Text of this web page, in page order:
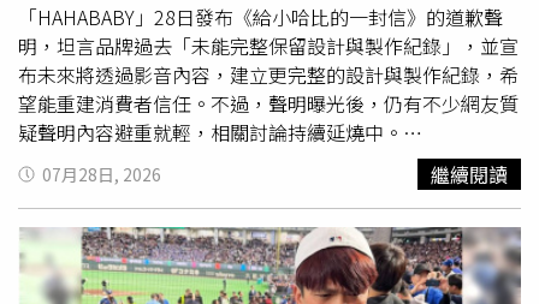
握槍時略顯緊張，到成功完成射擊後露出笑容，個個都直
呼：「這是今年暑假最特別的一次體驗！」有學員分享，槍
枝重量及射擊聲響都超乎預期，原本以為自己能輕鬆命中目
標，實際體驗後才發現射擊需要高度專注、穩定及耐心，笑
稱與手機遊戲截然不同，也期待未來有機會再次參與，持續
「未能完整保留設計與製作紀錄」，並宣布未來將透過影音
內容，建立更完整的設計與製作紀錄，希望能重建消費者信
任；對於曾經引發討論的商品，品牌以負責任的態度面對，
目前已陸續下架整理，並將更多心力投入商品改善與精進，
持續回應消費者的期待，「若消費者曾有不愉快的購物體
驗，或對產品及服務有任何建議，也歡迎隨時透過客服反
映，品牌會認真傾聽並積極改善」。
「HAHABABY」28日發布《給小哈比的一封信》的道歉聲
明，坦言品牌過去「未能完整保留設計與製作紀錄」，並宣
布未來將透過影音內容，建立更完整的設計與製作紀錄，希
望能重建消費者信任。不過，聲明曝光後，仍有不少網友質
疑聲明內容避重就輕，相關討論持續延燒中。
「HAHABABY」在聲明中表示，這段時間品牌花了很多時間
重新檢視每一個設計與流程，並以更嚴謹的內部標準重新確
認每一項細節，「對於這次事件讓大家產生疑慮與不安，我
們誠摯向大家致歉」。「HAHABABY」也坦言，過去在商品
快速開發的過程中，未能完整保留設計與製作紀錄，導致外
07月28日, 2026 繼續閱讀